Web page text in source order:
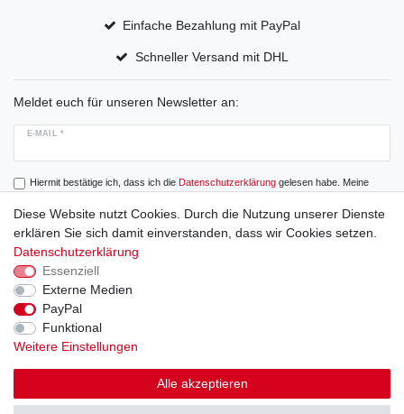
Einfache Bezahlung mit PayPal
Schneller Versand mit DHL
Meldet euch für unseren Newsletter an:
E-MAIL *
Hiermit bestätige ich, dass ich die Daten­schutz­erklärunggelesen habe. Meine
Abonnieren
Widerrufs­recht
Daten­schutz­erklärung AGB
Diese Website nutzt Cookies. Durch die Nutzung unserer Dienste
erklären Sie sich damit einverstanden, dass wir Cookies setzen.
Datenschutzerklärung
Essenziell
Externe Medien
PayPal
Funktional
Weitere Einstellungen
Alle akzeptieren